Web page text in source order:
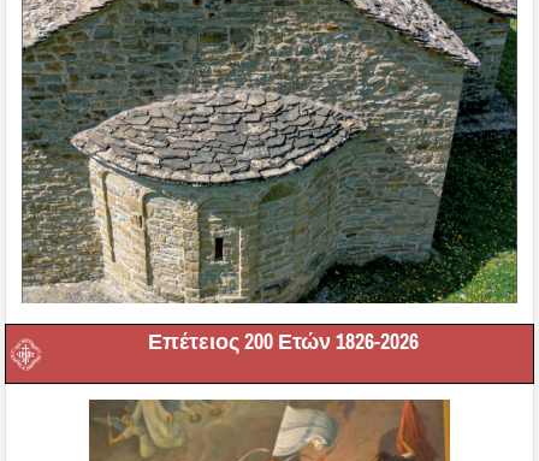
Επέτειος 200 Ετών 1826-2026